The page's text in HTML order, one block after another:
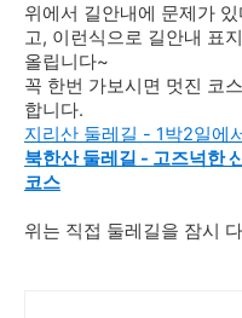
위에서 길안내에 문제가
고, 이런식으로 길안내 표
올립니다~
꼭 한번 가보시면 멋진 코
합니다.
지리산 둘레길 - 1박2일에
북한산 둘레길 - 고즈넉한
코스
위는 직접 둘레길을 잠시